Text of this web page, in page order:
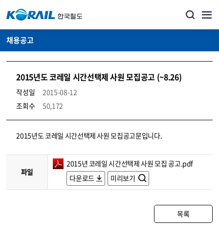
채용공고
2015년도 코레일 시간선택제 사원 모집공고 (~8.26)
작성일
2015-08-12
조회수
50,172
코레일소개_경영공시_채용공고 상세보기 – 내용, 파일, 담당자 연락처로 구성
2015년도 코레일 시간선택제 사원 모집공고문입니다.
파일
2015년 코레일 시간선택제 사원 모집 공고.pdf
다운로드
미리보기
목록